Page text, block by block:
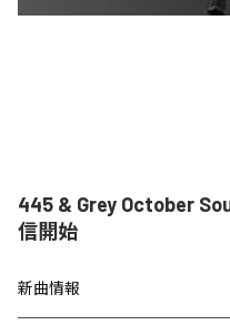
445 & Grey October
信開始
新曲情報